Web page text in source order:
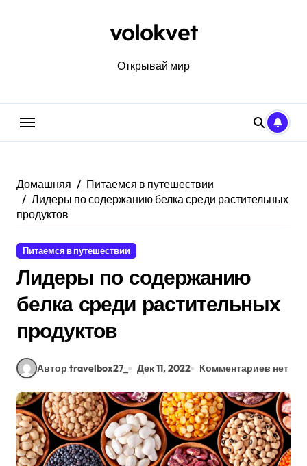
volokvet
Открывай мир
Домашняя
Питаемся в путешествии
Лидеры по содержанию белка среди растительных
продуктов
Питаемся в путешествии
Лидеры по содержанию
белка среди растительных
продуктов
Автор travelbox27_ Дек 11, 2022 Комментариев нет